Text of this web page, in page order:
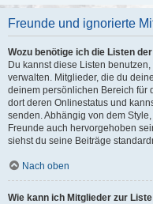
Freunde und ignorierte
Wozu benötige ich die Listen
Du kannst diese Listen
verwalten. Mitglieder, die du
deinem persönlichen Bereich für
dort deren Onlinestatus und
senden. Abhängig von dem
Freunde auch hervorgehoben
siehst du seine Beiträge
Nach oben
Wie kann ich Mitglieder zur